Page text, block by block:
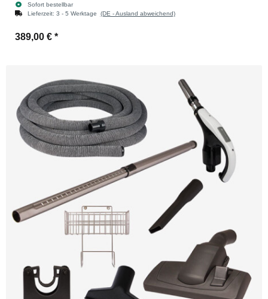
Sofort bestellbar
Lieferzeit: 3 - 5 Werktage (DE - Ausland abweichend)
389,00 € *